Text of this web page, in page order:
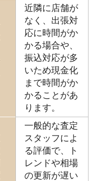
近隣に店舗が
なく、出張対
応に時間がか
かる場合や、
振込対応が多
いため現金化
まで時間がか
かることがあ
ります。
一般的な査定
スタッフによ
る評価で、ト
レンドや相場
の更新が遅い